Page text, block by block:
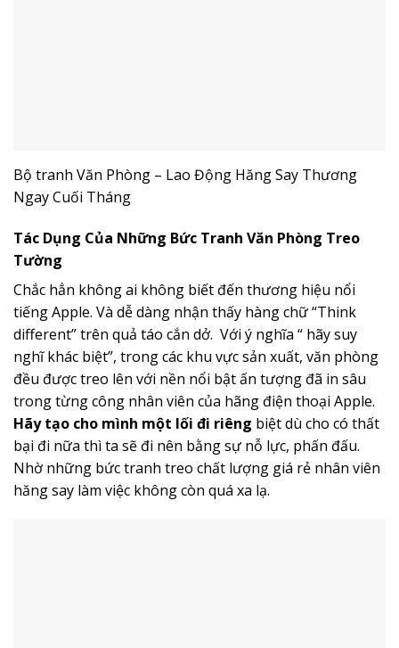
Bộ tranh Văn Phòng – Lao Động Hăng Say Thương
Ngay Cuối Tháng
Tác Dụng Của Những Bức Tranh Văn Phòng Treo
Tường
Chắc hẳn không ai không biết đến thương hiệu nổi
tiếng Apple. Và dễ dàng nhận thấy hàng chữ “Think
different” trên quả táo cắn dở. Với ý nghĩa “ hãy suy
nghĩ khác biệt”, trong các khu vực sản xuất, văn phòng
đều được treo lên với nền nổi bật ấn tượng đã in sâu
trong từng công nhân viên của hãng điện thoại Apple.
Hãy tạo cho mình một lối đi riêng biệt dù cho có thất
bại đi nữa thì ta sẽ đi nên bằng sự nỗ lực, phấn đấu.
Nhờ những bức tranh treo chất lượng giá rẻ nhân viên
hăng say làm việc không còn quá xa lạ.